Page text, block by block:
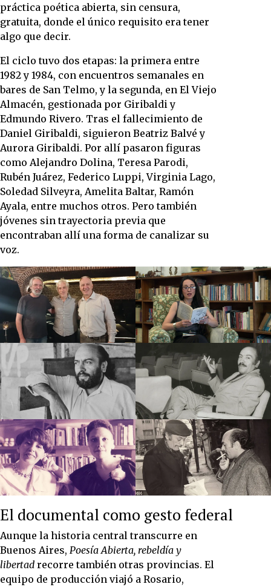
práctica poética abierta, sin censura,
gratuita, donde el único requisito era tener
algo que decir.
El ciclo tuvo dos etapas: la primera entre
1982 y 1984, con encuentros semanales en
bares de San Telmo, y la segunda, en El Viejo
Almacén, gestionada por Giribaldi y
Edmundo Rivero. Tras el fallecimiento de
Daniel Giribaldi, siguieron Beatriz Balvé y
Aurora Giribaldi. Por allí pasaron figuras
como Alejandro Dolina, Teresa Parodi,
Rubén Juárez, Federico Luppi, Virginia Lago,
Soledad Silveyra, Amelita Baltar, Ramón
Ayala, entre muchos otros. Pero también
jóvenes sin trayectoria previa que
encontraban allí una forma de canalizar su
voz.
El documental como gesto federal
Aunque la historia central transcurre en
Buenos Aires, Poesía Abierta, rebeldía y
libertad recorre también otras provincias. El
equipo de producción viajó a Rosario,